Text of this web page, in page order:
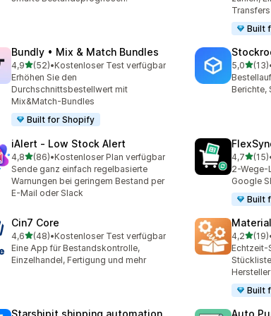
Built
Bundly • Mix & Match Bundles
4,9von 5 Sternen
(52)
52 Rezensionen insgesamt
•Kostenloser Test verfügbar
Erhöhen Sie den
Durchschnittsbestellwert mit
Mix&Match-Bundles
Built for Shopify
5,0von 5
(13)
13
Berichte,
iAlert ‑ Low Stock Alert
4,8von 5 Sternen
(86)
86 Rezensionen insgesamt
•Kostenloser Plan verfügbar
Sende ganz einfach regelbasierte
Warnungen bei geringem Bestand per
E-Mail oder Slack
4,7von 5
(15)
15
2-Wege-
Google
Built
Cin7 Core
4,6von 5 Sternen
(48)
48 Rezensionen insgesamt
•Kostenloser Test verfügbar
Eine App für Bestandskontrolle,
Einzelhandel, Fertigung und mehr
4,2von 5
(19)
19
Echtzeit-
Hersteller
Built
Starshipit shipping automation Auto